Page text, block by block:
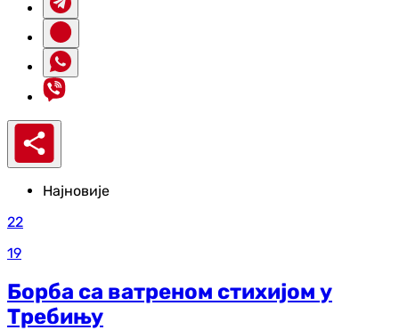
Најновије
22
19
Борба са ватреном стихијом у
Требињу